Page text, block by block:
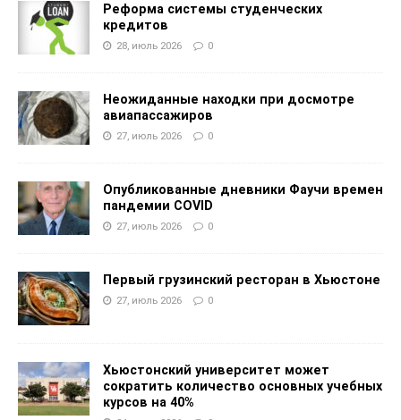
Реформа системы студенческих
кредитов
28, июль 2026 0
Неожиданные находки при досмотре
авиапассажиров
27, июль 2026 0
Опубликованные дневники Фаучи времен
пандемии COVID
27, июль 2026 0
Первый грузинский ресторан в Хьюстоне
27, июль 2026 0
Хьюстонский университет может
сократить количество основных учебных
курсов на 40%